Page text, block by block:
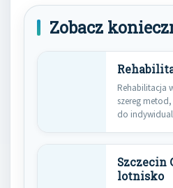
Zobacz
Rehabilitacja
szereg
do
Szczecin
lotnisko